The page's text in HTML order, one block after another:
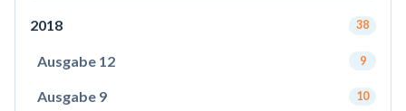
2018 38
Ausgabe 12 9
Ausgabe 9 10